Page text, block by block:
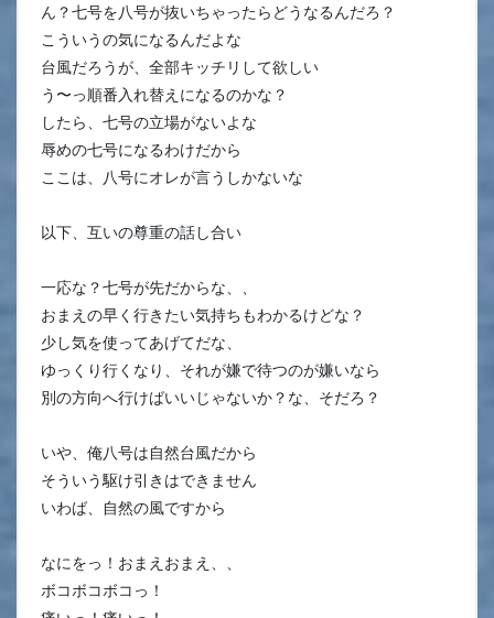
ん？七号を八号が抜いちゃったらどうなるんだろ？
こういうの気になるんだよな
台風だろうが、全部キッチリして欲しい
う〜っ順番入れ替えになるのかな？
したら、七号の立場がないよな
辱めの七号になるわけだから
ここは、八号にオレが言うしかないな
以下、互いの尊重の話し合い
一応な？七号が先だからな、、
おまえの早く行きたい気持ちもわかるけどな？
少し気を使ってあげてだな、
ゆっくり行くなり、それが嫌で待つのが嫌いなら
別の方向へ行けばいいじゃないか？な、そだろ？
いや、俺八号は自然台風だから
そういう駆け引きはできません
いわば、自然の風ですから
なにをっ！おまえおまえ、、
ボコボコボコっ！